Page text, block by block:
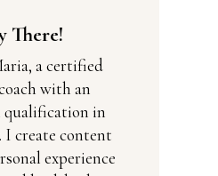
There!
a certified
with an
in
I create content
experience